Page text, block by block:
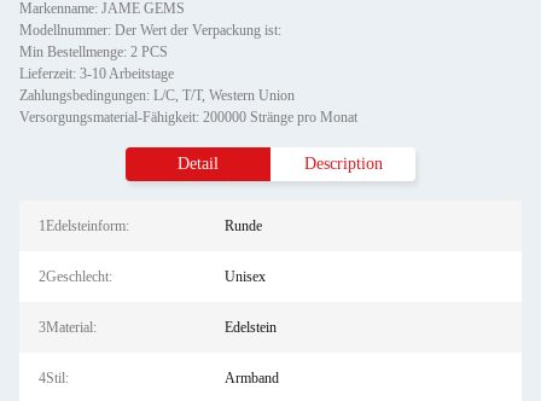
Markenname: JAME GEMS
Modellnummer: Der Wert der Verpackung ist:
Min Bestellmenge: 2 PCS
Lieferzeit: 3-10 Arbeitstage
Zahlungsbedingungen: L/C, T/T, Western Union
Versorgungsmaterial-Fähigkeit: 200000 Stränge pro Monat
Detail Description
1Edelsteinform: Runde
2Geschlecht: Unisex
3Material: Edelstein
4Stil: Armband